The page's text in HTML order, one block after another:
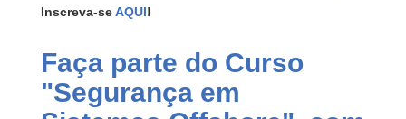
Inscreva-seAQUI!
Faça parte do Curso
"Segurança em